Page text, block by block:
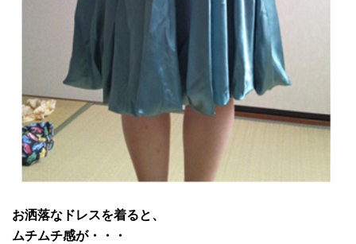
お洒落なドレスを着ると、
ムチムチ感が・・・